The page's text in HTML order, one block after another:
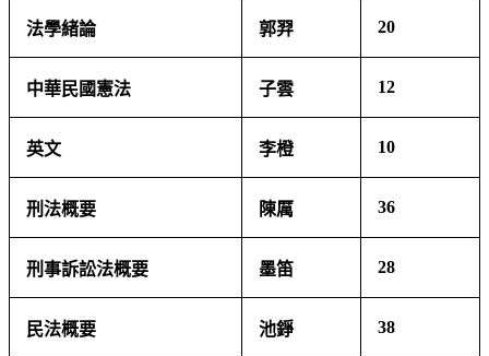
法學緒論 郭羿 20
中華民國憲法 子雲 12
英文 李橙 10
刑法概要 陳厲 36
刑事訴訟法概要 墨笛 28
民法概要 池錚 38